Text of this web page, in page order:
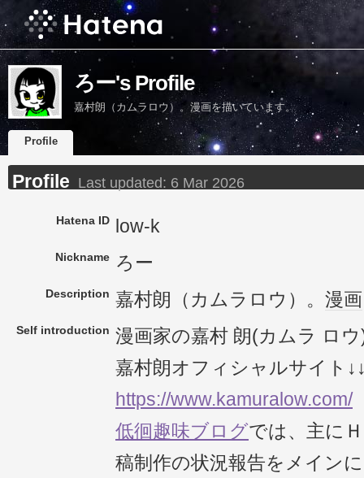
ろー's Profile
嘉村朗（カムラロウ）。漫画を描いています。
Profile
Profile Last updated: 6 Mar 2026
Hatena ID low-k
Nickname ろー
Description 嘉村朗（カムラロウ）。 漫画
Self introduction 漫画家の嘉村 朗(カムラ ロ
嘉村朗オフィシャルサイト
https://www.kamuralow.com/
低徊趣味ブログでは、主に
稿制作の状況報告をメイン